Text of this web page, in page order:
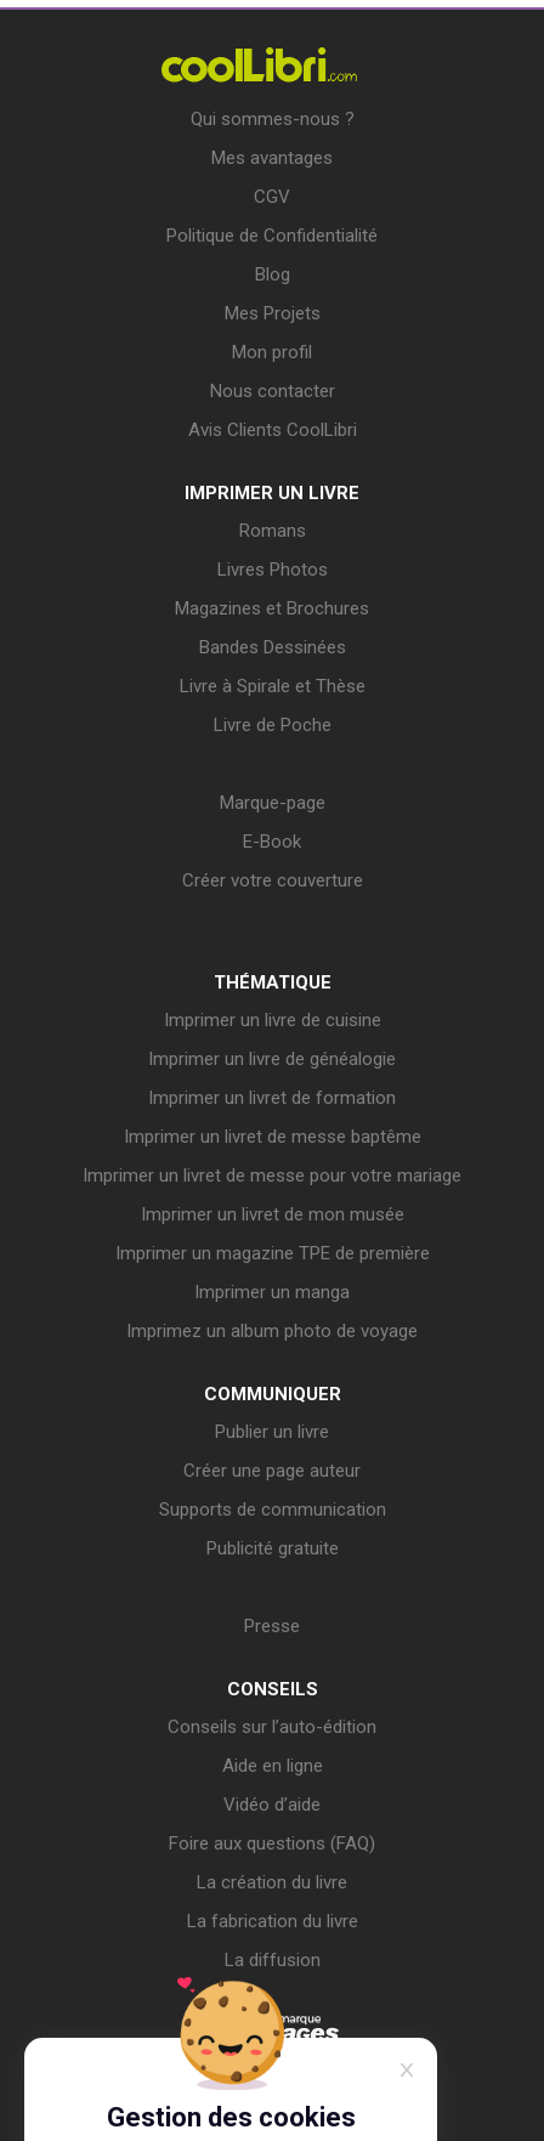
Gestion des cookies
Qui sommes-nous ?
Mes avantages
CGV
Politique de Confidentialité
Blog
Mes Projets
Mon profil
Nous contacter
Avis Clients CoolLibri
IMPRIMER UN LIVRE
Romans
Livres Photos
Magazines et Brochures
Bandes Dessinées
Livre à Spirale et Thèse
Livre de Poche
Marque-page
E-Book
Créer votre couverture
THÉMATIQUE
Imprimer un livre de cuisine
Imprimer un livre de généalogie
Imprimer un livret de formation
Imprimer un livret de messe baptême
Imprimer un livret de messe pour votre mariage
Imprimer un livret de mon musée
Imprimer un magazine TPE de première
Imprimer un manga
Imprimez un album photo de voyage
COMMUNIQUER
Publier un livre
Créer une page auteur
Supports de communication
Publicité gratuite
Presse
CONSEILS
Conseils sur l’auto-édition
Aide en ligne
Vidéo d’aide
Foire aux questions (FAQ)
La création du livre
La fabrication du livre
La diffusion